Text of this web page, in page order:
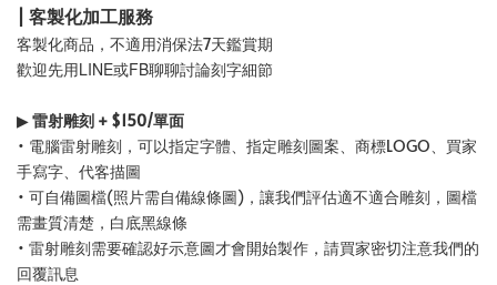
| 客製化加工服務
客製化商品，不適用消保法7天鑑賞期
歡迎先用LINE或FB聊聊討論刻字細節
▶雷射雕刻 + $150/單面
• 電腦雷射雕刻，可以指定字體、指定雕刻圖案、商標LOGO、買家
手寫字、代客描圖
• 可自備圖檔(照片需自備線條圖)，讓我們評估適不適合雕刻，圖檔
需畫質清楚，白底黑線條
• 雷射雕刻需要確認好示意圖才會開始製作，請買家密切注意我們的
回覆訊息